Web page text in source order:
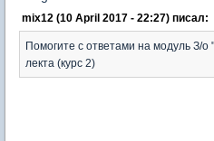
mix12 (10 April 2017 - 22:27) писал:
Помогите с ответами на модуль З/о
лекта (курс 2)